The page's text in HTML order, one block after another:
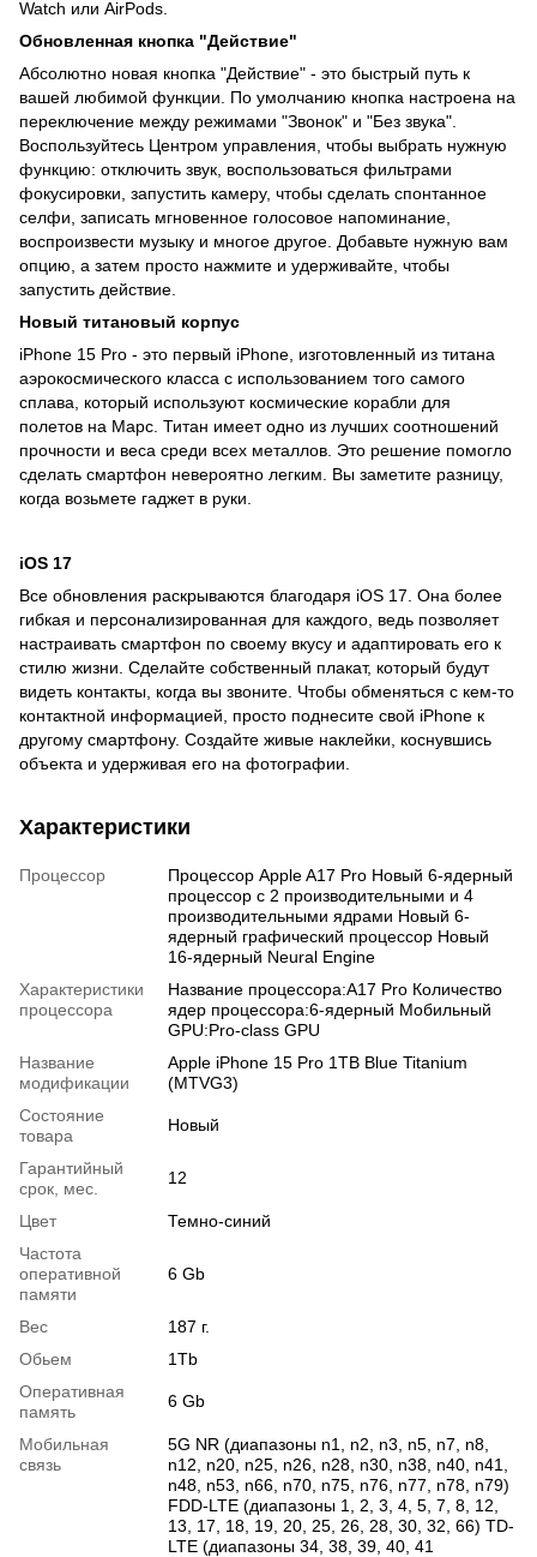
Watch или AirPods.
Обновленная кнопка "Действие"
Абсолютно новая кнопка "Действие" - это быстрый путь к
вашей любимой функции. По умолчанию кнопка настроена на
переключение между режимами "Звонок" и "Без звука".
Воспользуйтесь Центром управления, чтобы выбрать нужную
функцию: отключить звук, воспользоваться фильтрами
фокусировки, запустить камеру, чтобы сделать спонтанное
селфи, записать мгновенное голосовое напоминание,
воспроизвести музыку и многое другое. Добавьте нужную вам
опцию, а затем просто нажмите и удерживайте, чтобы
запустить действие.
Новый титановый корпус
iPhone 15 Pro - это первый iPhone, изготовленный из титана
аэрокосмического класса с использованием того самого
сплава, который используют космические корабли для
полетов на Марс. Титан имеет одно из лучших соотношений
прочности и веса среди всех металлов. Это решение помогло
сделать смартфон невероятно легким. Вы заметите разницу,
когда возьмете гаджет в руки.
iOS 17
Все обновления раскрываются благодаря iOS 17. Она более
гибкая и персонализированная для каждого, ведь позволяет
настраивать смартфон по своему вкусу и адаптировать его к
стилю жизни. Сделайте собственный плакат, который будут
видеть контакты, когда вы звоните. Чтобы обменяться с кем-то
контактной информацией, просто поднесите свой iPhone к
другому смартфону. Создайте живые наклейки, коснувшись
объекта и удерживая его на фотографии.
Характеристики
Процессор
Процессор Apple A17 Pro Новый 6-ядерный
процессор с 2 производительными и 4
производительными ядрами Новый 6-
ядерный графический процессор Новый
16-ядерный Neural Engine
Характеристики
процессора
Название процессора:A17 Pro Количество
ядер процессора:6-ядерный Мобильный
GPU:Pro-class GPU
Название
модификации
Apple iPhone 15 Pro 1TB Blue Titanium
(MTVG3)
Состояние
товара
Новый
Гарантийный
срок, мес.
12
Цвет
Темно-синий
Частота
оперативной
памяти
6 Gb
Вес
187 г.
Обьем
1Tb
Оперативная
память
6 Gb
Мобильная
связь
5G NR (диапазоны n1, n2, n3, n5, n7, n8,
n12, n20, n25, n26, n28, n30, n38, n40, n41,
n48, n53, n66, n70, n75, n76, n77, n78, n79)
FDD-LTE (диапазоны 1, 2, 3, 4, 5, 7, 8, 12,
13, 17, 18, 19, 20, 25, 26, 28, 30, 32, 66) TD-
LTE (диапазоны 34, 38, 39, 40, 41